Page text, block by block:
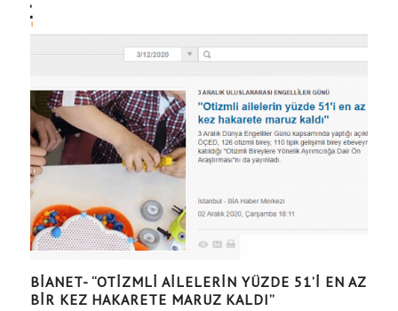
BİANET- “OTİZMLİ AİLELERİN YÜZDE 51’İ EN AZ
BİR KEZ HAKARETE MARUZ KALDI”